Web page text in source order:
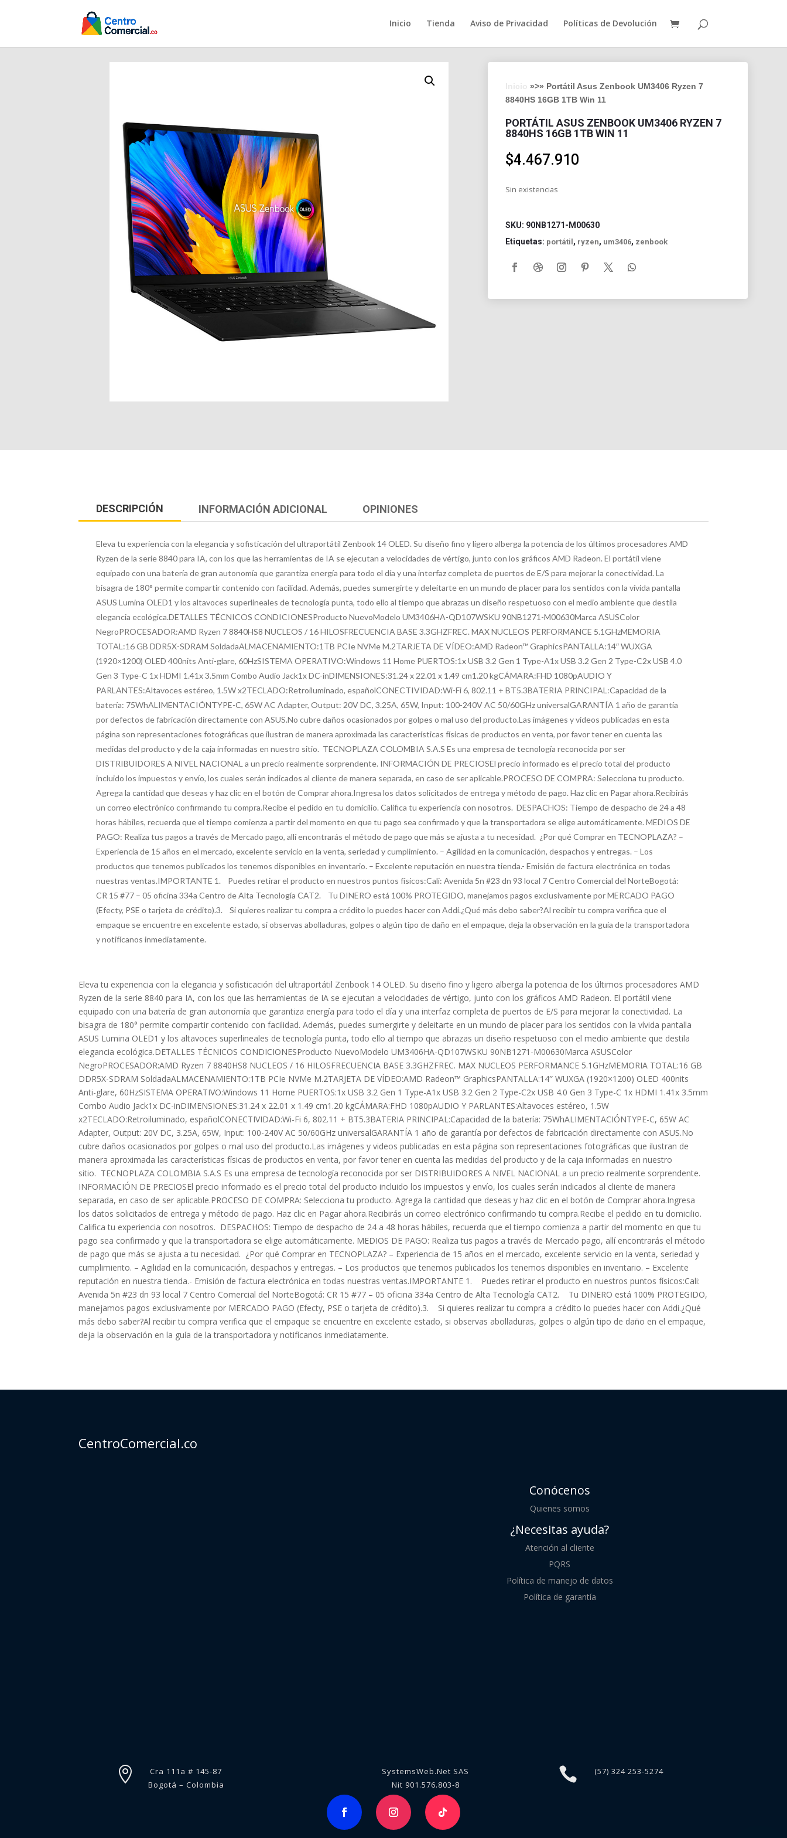
Inicio Tienda Aviso de Privacidad Políticas de Devolución
»>» Portátil Asus Zenbook UM3406 Ryzen 7
8840HS 16GB 1TB Win 11
PORTÁTIL ASUS ZENBOOK UM3406 RYZEN 7
8840HS 16GB 1TB WIN 11
$4.467.910
Sin existencias
SKU: 90NB1271-M00630
Etiquetas: portátil , ryzen, um3406, zenbook
DESCRIPCIÓN INFORMACIÓN ADICIONAL OPINIONES
Eleva tu experiencia con la elegancia y sofisticación del ultraportátil Zenbook 14 OLED. Su diseño fino y ligero alberga la potencia de los últimos procesadores AMD
Ryzen de la serie 8840 para IA, con los que las herramientas de IA se ejecutan a velocidades de vértigo, junto con los gráficos AMD Radeon. El portátil viene
equipado con una batería de gran autonomía que garantiza energía para todo el día y una interfaz completa de puertos de E/S para mejorar la conectividad. La
bisagra de 180° permite compartir contenido con facilidad. Además, puedes sumergirte y deleitarte en un mundo de placer para los sentidos con la vívida pantalla
ASUS Lumina OLED1 y los altavoces superlineales de tecnología punta, todo ello al tiempo que abrazas un diseño respetuoso con el medio ambiente que destila
elegancia ecológica.DETALLES TÉCNICOS CONDICIONESProducto NuevoModelo UM3406HA-QD107WSKU 90NB1271-M00630Marca ASUSColor
NegroPROCESADOR:AMD Ryzen 7 8840HS8 NUCLEOS / 16 HILOSFRECUENCIA BASE 3.3GHZFREC. MAX NUCLEOS PERFORMANCE 5.1GHzMEMORIA
TOTAL:16 GB DDR5X-SDRAM SoldadaALMACENAMIENTO:1TB PCIe NVMe M.2TARJETA DE VÍDEO:AMD Radeon™ GraphicsPANTALLA:14″ WUXGA
(1920×1200) OLED 400nits Anti-glare, 60HzSISTEMA OPERATIVO:Windows 11 Home PUERTOS:1x USB 3.2 Gen 1 Type-A1x USB 3.2 Gen 2 Type-C2x USB 4.0
Gen 3 Type-C 1x HDMI 1.41x 3.5mm Combo Audio Jack1x DC-inDIMENSIONES:31.24 x 22.01 x 1.49 cm1.20 kgCÁMARA:FHD 1080pAUDIO Y
PARLANTES:Altavoces estéreo, 1.5W x2TECLADO:Retroiluminado, españolCONECTIVIDAD:Wi-Fi 6, 802.11 + BT5.3BATERIA PRINCIPAL:Capacidad de la
batería: 75WhALIMENTACIÓNTYPE-C, 65W AC Adapter, Output: 20V DC, 3.25A, 65W, Input: 100-240V AC 50/60GHz universalGARANTÍA 1 año de garantía
por defectos de fabricación directamente con ASUS.No cubre daños ocasionados por golpes o mal uso del producto.Las imágenes y videos publicadas en esta
página son representaciones fotográficas que ilustran de manera aproximada las características físicas de productos en venta, por favor tener en cuenta las
medidas del producto y de la caja informadas en nuestro sitio. TECNOPLAZA COLOMBIA S.A.S Es una empresa de tecnología reconocida por ser
DISTRIBUIDORES A NIVEL NACIONAL a un precio realmente sorprendente. INFORMACIÓN DE PRECIOSEl precio informado es el precio total del producto
incluido los impuestos y envío, los cuales serán indicados al cliente de manera separada, en caso de ser aplicable.PROCESO DE COMPRA: Selecciona tu producto.
Agrega la cantidad que deseas y haz clic en el botón de Comprar ahora.Ingresa los datos solicitados de entrega y método de pago. Haz clic en Pagar ahora.Recibirás
un correo electrónico confirmando tu compra.Recibe el pedido en tu domicilio. Califica tu experiencia con nosotros. DESPACHOS: Tiempo de despacho de 24 a 48
horas hábiles, recuerda que el tiempo comienza a partir del momento en que tu pago sea confirmado y que la transportadora se elige automáticamente. MEDIOS DE
PAGO: Realiza tus pagos a través de Mercado pago, allí encontrarás el método de pago que más se ajusta a tu necesidad. ¿Por qué Comprar en TECNOPLAZA? –
Experiencia de 15 años en el mercado, excelente servicio en la venta, seriedad y cumplimiento. – Agilidad en la comunicación, despachos y entregas. – Los
productos que tenemos publicados los tenemos disponibles en inventario. – Excelente reputación en nuestra tienda.- Emisión de factura electrónica en todas
nuestras ventas.IMPORTANTE 1. Puedes retirar el producto en nuestros puntos físicos:Cali: Avenida 5n #23 dn 93 local 7 Centro Comercial del NorteBogotá:
CR 15 #77 – 05 oficina 334a Centro de Alta Tecnología CAT2. Tu DINERO está 100% PROTEGIDO, manejamos pagos exclusivamente por MERCADO PAGO
(Efecty, PSE o tarjeta de crédito).3. Si quieres realizar tu compra a crédito lo puedes hacer con Addi.¿Qué más debo saber?Al recibir tu compra verifica que el
empaque se encuentre en excelente estado, si observas abolladuras, golpes o algún tipo de daño en el empaque, deja la observación en la guía de la transportadora
y notifícanos inmediatamente.
Eleva tu experiencia con la elegancia y sofisticación del ultraportátil Zenbook 14 OLED. Su diseño fino y ligero alberga la potencia de los últimos procesadores AMD
Ryzen de la serie 8840 para IA, con los que las herramientas de IA se ejecutan a velocidades de vértigo, junto con los gráficos AMD Radeon. El portátil viene
equipado con una batería de gran autonomía que garantiza energía para todo el día y una interfaz completa de puertos de E/S para mejorar la conectividad. La
bisagra de 180° permite compartir contenido con facilidad. Además, puedes sumergirte y deleitarte en un mundo de placer para los sentidos con la vívida pantalla
ASUS Lumina OLED1 y los altavoces superlineales de tecnología punta, todo ello al tiempo que abrazas un diseño respetuoso con el medio ambiente que destila
elegancia ecológica.DETALLES TÉCNICOS CONDICIONESProducto NuevoModelo UM3406HA-QD107WSKU 90NB1271-M00630Marca ASUSColor
NegroPROCESADOR:AMD Ryzen 7 8840HS8 NUCLEOS / 16 HILOSFRECUENCIA BASE 3.3GHZFREC. MAX NUCLEOS PERFORMANCE 5.1GHzMEMORIA TOTAL:16 GB
DDR5X-SDRAM SoldadaALMACENAMIENTO:1TB PCIe NVMe M.2TARJETA DE VÍDEO:AMD Radeon™ GraphicsPANTALLA:14″ WUXGA (1920×1200) OLED 400nits
Anti-glare, 60HzSISTEMA OPERATIVO:Windows 11 Home PUERTOS:1x USB 3.2 Gen 1 Type-A1x USB 3.2 Gen 2 Type-C2x USB 4.0 Gen 3 Type-C 1x HDMI 1.41x 3.5mm
Combo Audio Jack1x DC-inDIMENSIONES:31.24 x 22.01 x 1.49 cm1.20 kgCÁMARA:FHD 1080pAUDIO Y PARLANTES:Altavoces estéreo, 1.5W
x2TECLADO:Retroiluminado, españolCONECTIVIDAD:Wi-Fi 6, 802.11 + BT5.3BATERIA PRINCIPAL:Capacidad de la batería: 75WhALIMENTACIÓNTYPE-C, 65W AC
Adapter, Output: 20V DC, 3.25A, 65W, Input: 100-240V AC 50/60GHz universalGARANTÍA 1 año de garantía por defectos de fabricación directamente con ASUS.No
cubre daños ocasionados por golpes o mal uso del producto.Las imágenes y videos publicadas en esta página son representaciones fotográficas que ilustran de
manera aproximada las características físicas de productos en venta, por favor tener en cuenta las medidas del producto y de la caja informadas en nuestro
sitio. TECNOPLAZA COLOMBIA S.A.S Es una empresa de tecnología reconocida por ser DISTRIBUIDORES A NIVEL NACIONAL a un precio realmente sorprendente.
INFORMACIÓN DE PRECIOSEl precio informado es el precio total del producto incluido los impuestos y envío, los cuales serán indicados al cliente de manera
separada, en caso de ser aplicable.PROCESO DE COMPRA: Selecciona tu producto. Agrega la cantidad que deseas y haz clic en el botón de Comprar ahora.Ingresa
los datos solicitados de entrega y método de pago. Haz clic en Pagar ahora.Recibirás un correo electrónico confirmando tu compra.Recibe el pedido en tu domicilio.
Califica tu experiencia con nosotros. DESPACHOS: Tiempo de despacho de 24 a 48 horas hábiles, recuerda que el tiempo comienza a partir del momento en que tu
pago sea confirmado y que la transportadora se elige automáticamente. MEDIOS DE PAGO: Realiza tus pagos a través de Mercado pago, allí encontrarás el método
de pago que más se ajusta a tu necesidad. ¿Por qué Comprar en TECNOPLAZA? – Experiencia de 15 años en el mercado, excelente servicio en la venta, seriedad y
cumplimiento. – Agilidad en la comunicación, despachos y entregas. – Los productos que tenemos publicados los tenemos disponibles en inventario. – Excelente
reputación en nuestra tienda.- Emisión de factura electrónica en todas nuestras ventas.IMPORTANTE 1. Puedes retirar el producto en nuestros puntos físicos:Cali:
Avenida 5n #23 dn 93 local 7 Centro Comercial del NorteBogotá: CR 15 #77 – 05 oficina 334a Centro de Alta Tecnología CAT2. Tu DINERO está 100% PROTEGIDO,
manejamos pagos exclusivamente por MERCADO PAGO (Efecty, PSE o tarjeta de crédito).3. Si quieres realizar tu compra a crédito lo puedes hacer con Addi.¿Qué
más debo saber?Al recibir tu compra verifica que el empaque se encuentre en excelente estado, si observas abolladuras, golpes o algún tipo de daño en el empaque,
deja la observación en la guía de la transportadora y notifícanos inmediatamente.
CentroComercial.co
Conócenos
Quienes somos
¿Necesitas ayuda?
Atención al cliente
PQRS
Política de manejo de datos
Política de garantía

Cra 111a # 145-87
Bogotá – Colombia
SystemsWeb.Net SAS
Nit 901.576.803-8
 (57) 324 253-5274